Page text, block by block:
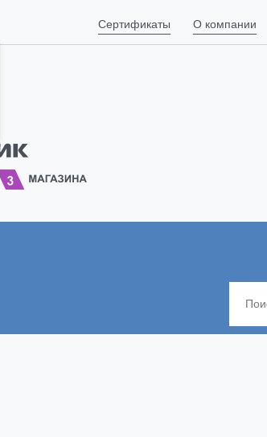
Сертификаты О компании